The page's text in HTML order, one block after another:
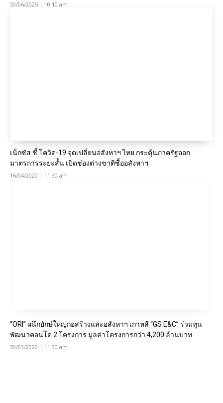
30/06/2025 | 10:10 am
เน็กซัส ชี้ โควิด-19 จุดเปลี่ยนอสังหาฯ ไทย กระตุ้นภาครัฐออก
มาตรการระยะสั้น เปิดช่องต่างชาติซื้ออสังหาฯ
16/04/2020 | 11:30 am
“ORI” ผนึกยักษ์ใหญ่ก่อสร้างและอสังหาฯ เกาหลี “GS E&C” ร่วมทุน
พัฒนาคอนโด 2 โครงการ มูลค่าโครงการกว่า 4,200 ล้านบาท
30/03/2020 | 11:30 am